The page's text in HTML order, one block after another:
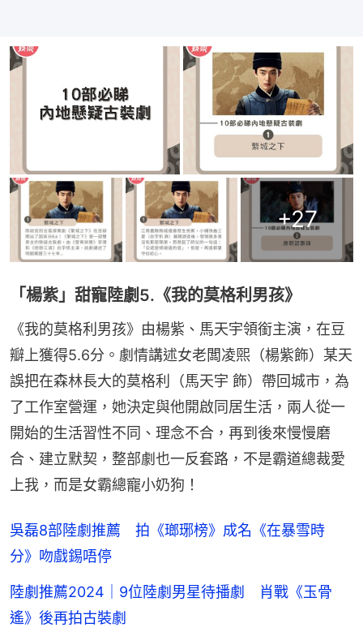
+27
「楊紫」甜寵陸劇5.《我的莫格利男孩》
《我的莫格利男孩》由楊紫、馬天宇領銜主演，在豆
瓣上獲得5.6分。劇情講述女老闆凌煕（楊紫飾）某天
誤把在森林長大的莫格利（馬天宇 飾）帶回城市，為
了工作室營運，她決定與他開啟同居生活，兩人從一
開始的生活習性不同、理念不合，再到後來慢慢磨
合、建立默契，整部劇也一反套路，不是霸道總裁愛
上我，而是女霸總寵小奶狗！
吳磊8部陸劇推薦 拍《瑯琊榜》成名《在暴雪時
分》吻戲錫唔停
陸劇推薦2024｜9位陸劇男星待播劇 肖戰《玉骨
遙》後再拍古裝劇